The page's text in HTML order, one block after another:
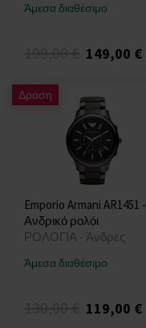
Άμεσα διαθέσιμο
149,00 €
Δράση
Emporio Armani AR1451 -
Ανδρικό ρολόι
ΡΟΛΟΓΙΑ - Άνδρες
Άμεσα διαθέσιμο
119,00 €